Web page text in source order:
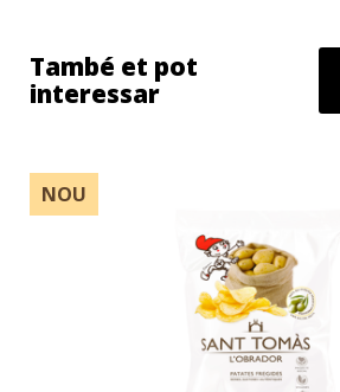
També et pot
interessar
NOU